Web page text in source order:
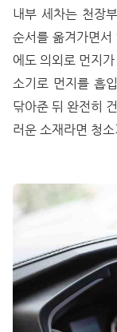
내부 세차는 천장
순서를 옮겨가면
에도 의외로 먼지
소기로 먼지를 흡
닦아준 뒤 완전히
러운 소재라면 청